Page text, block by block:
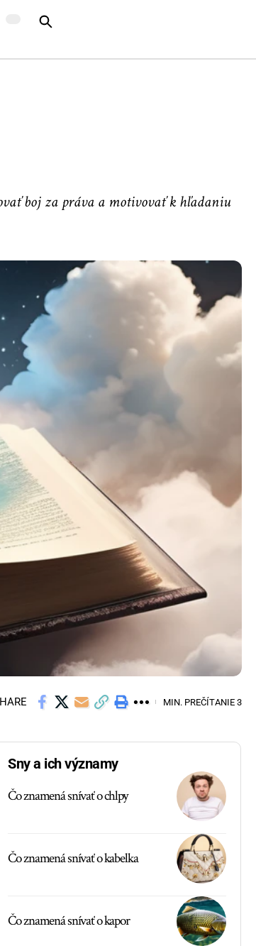
boj za práva a motivovať k hľadaniu
MIN. PREČÍTANIE 3
Sny a ich významy
Čo znamená snívať o chlpy
Čo znamená snívať o kabelka
Čo znamená snívať o kapor